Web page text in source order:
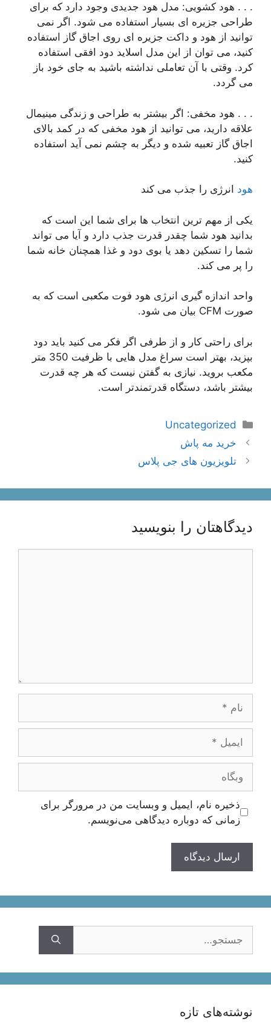
. . . هود کشویی: مدل هود جدیدی وجود دارد که برای
طراحی جزیره ای بسیار استفاده می شود. اگر نمی
توانید از هود و داکت جزیره ای روی اجاق گاز استفاده
کنید، می توان از این مدل اسلاید دود افقی استفاده
کرد. وقتی با آن تعاملی نداشته باشید به جای خود باز
می گردد.
. . . هود مخفی: اگر بیشتر به طراحی و زندگی مینیمال
علاقه دارید، می توانید از هود مخفی که در کمد بالای
اجاق گاز تعبیه شده و دیگر به چشم نمی آید استفاده
کنید.
هود انرژی را جذب می کند
یکی از مهم ترین انتخاب ها برای شما این است که
بدانید هود شما چقدر قدرت جذب دارد و آیا می تواند
شما را تسکین دهد یا بوی دود و غذا همچنان خانه شما
را پر می کند.
واحد اندازه گیری انرژی هود فوت مکعبی است که به
صورت CFM بیان می شود.
برای راحتی کار و از طرفی اگر فکر می کنید باید دود
بپزید، بهتر است سراغ مدل هایی با ظرفیت 350 متر
مکعب بروید. نیازی به گفتن نیست که هر چه قدرت
بیشتر باشد، دستگاه قدرتمندتر است.
دسته‌ها
Uncategorized
ناوبری
نوشته‌ها
خرید مه پاش
تلویزیون های جی پلاس
دیدگاهتان را بنویسید
وبگاه
ذخیره نام، ایمیل و وبسایت من در مرورگر برای
زمانی که دوباره دیدگاهی می‌نویسم.
نوشته‌های تازه